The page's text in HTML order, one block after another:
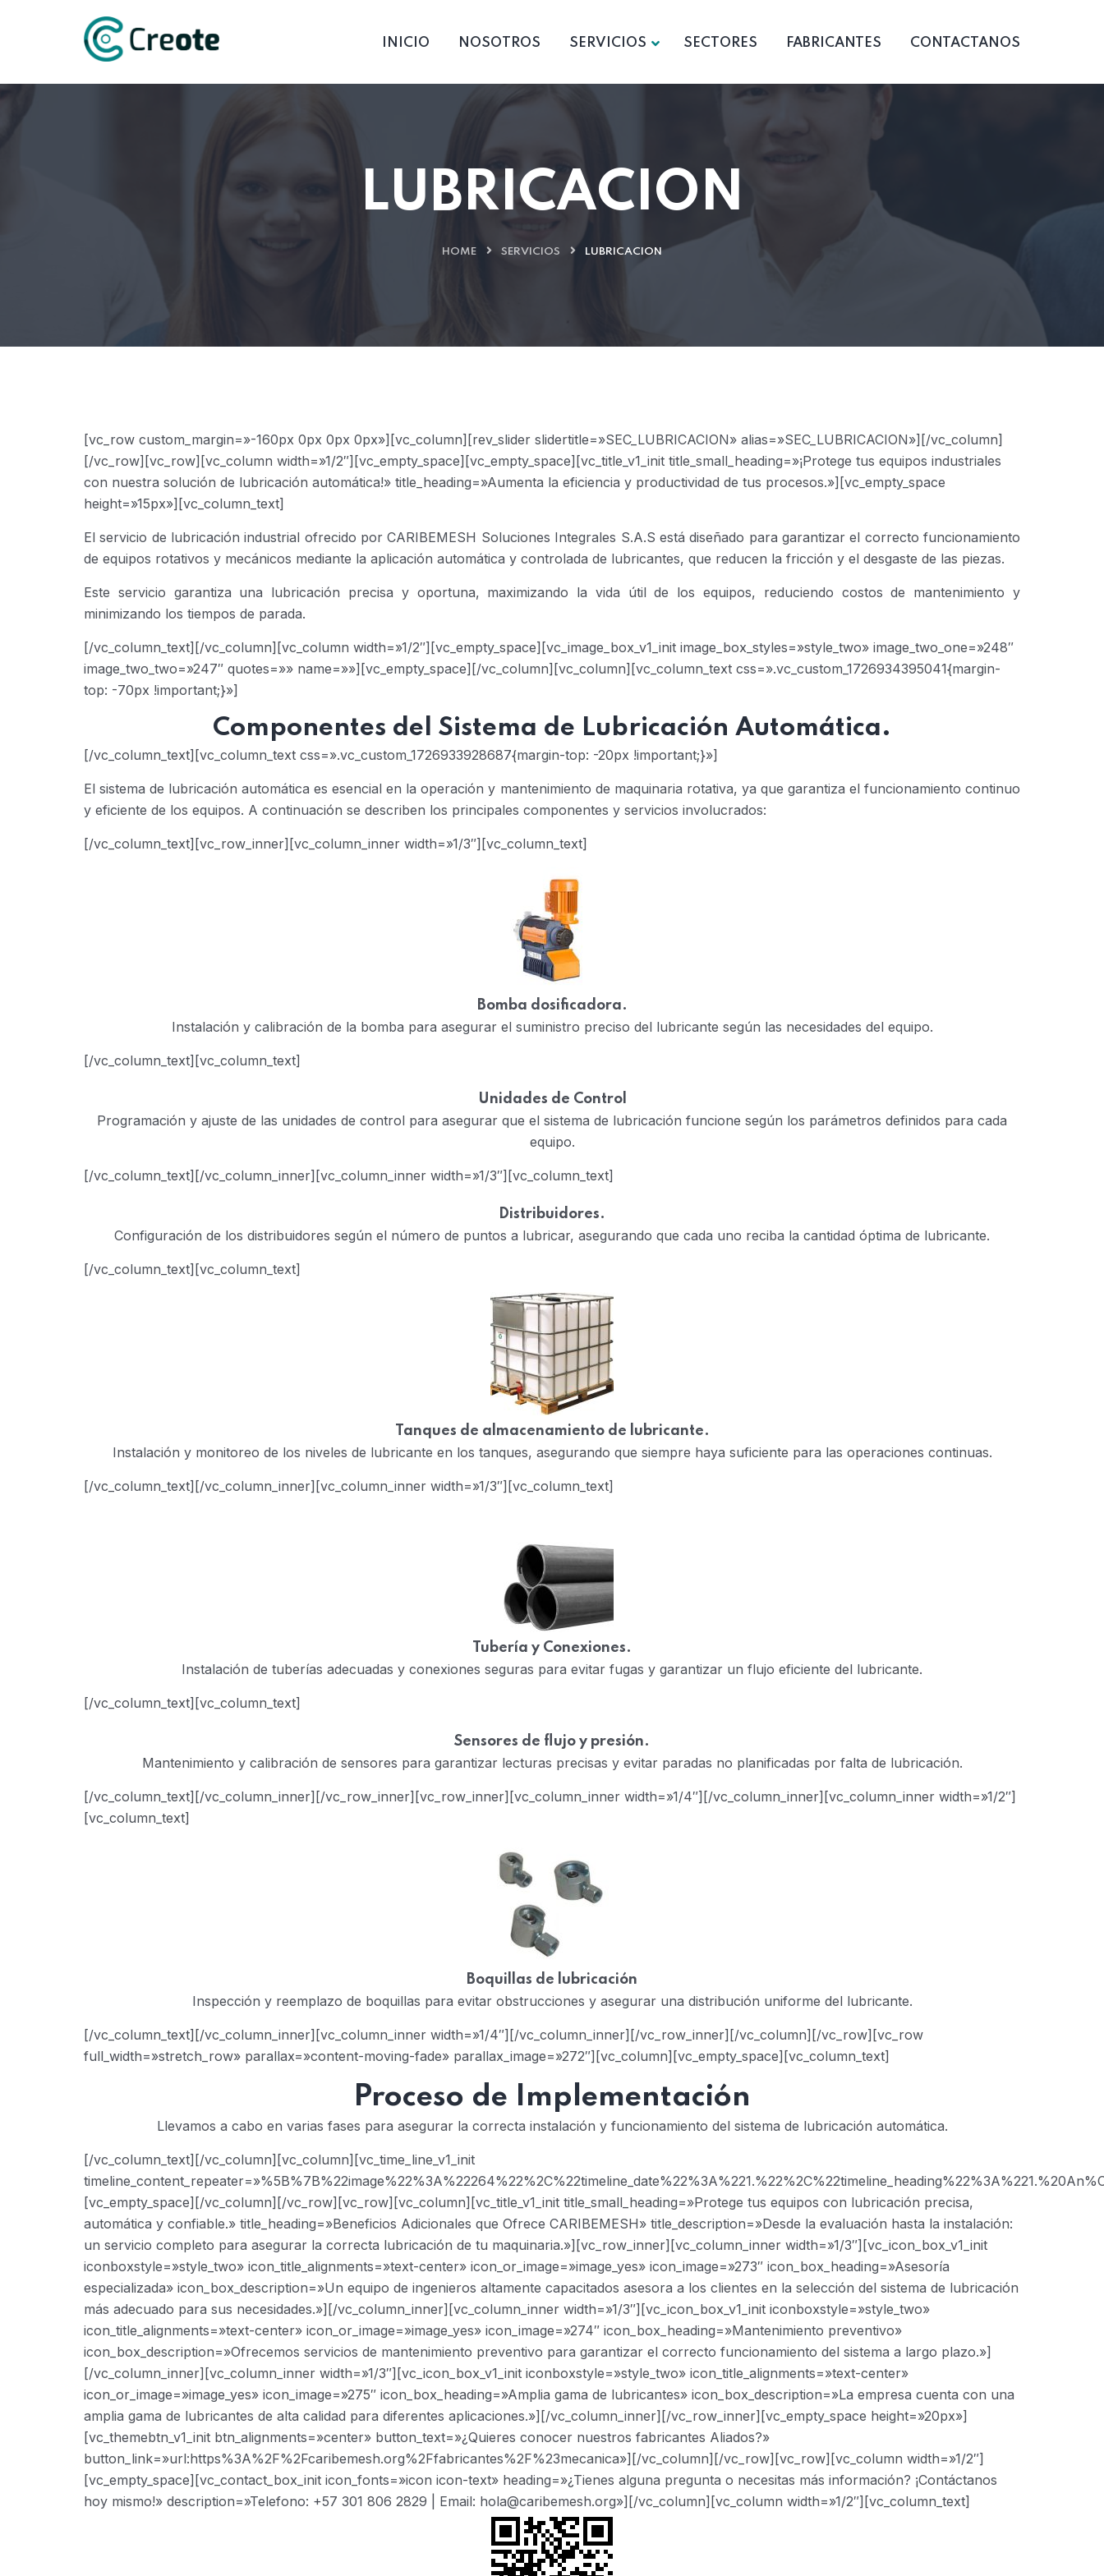
INICIO NOSOTROS SERVICIOS SECTORES FABRICANTES CONTACTANOS
LUBRICACION
HOME SERVICIOS LUBRICACION
[vc_row custom_margin=»-160px 0px 0px 0px»][vc_column][rev_slider slidertitle=»SEC_LUBRICACION» alias=»SEC_LUBRICACION»][/vc_column]
[/vc_row][vc_row][vc_column width=»1/2″][vc_empty_space][vc_empty_space][vc_title_v1_init title_small_heading=»¡Protege tus equipos industriales
con nuestra solución de lubricación automática!» title_heading=»Aumenta la eficiencia y productividad de tus procesos.»][vc_empty_space
height=»15px»][vc_column_text]
El servicio de lubricación industrial ofrecido por CARIBEMESH Soluciones Integrales S.A.S está diseñado para garantizar el correcto funcionamiento
de equipos rotativos y mecánicos mediante la aplicación automática y controlada de lubricantes, que reducen la fricción y el desgaste de las piezas.
Este servicio garantiza una lubricación precisa y oportuna, maximizando la vida útil de los equipos, reduciendo costos de mantenimiento y
minimizando los tiempos de parada.
[/vc_column_text][/vc_column][vc_column width=»1/2″][vc_empty_space][vc_image_box_v1_init image_box_styles=»style_two» image_two_one=»248″
image_two_two=»247″ quotes=»» name=»»][vc_empty_space][/vc_column][vc_column][vc_column_text css=».vc_custom_1726934395041{margin-
top: -70px !important;}»]
Componentes del Sistema de Lubricación Automática.
[/vc_column_text][vc_column_text css=».vc_custom_1726933928687{margin-top: -20px !important;}»]
El sistema de lubricación automática es esencial en la operación y mantenimiento de maquinaria rotativa, ya que garantiza el funcionamiento continuo
y eficiente de los equipos. A continuación se describen los principales componentes y servicios involucrados:
[/vc_column_text][vc_row_inner][vc_column_inner width=»1/3″][vc_column_text]
Bomba dosificadora.
Instalación y calibración de la bomba para asegurar el suministro preciso del lubricante según las necesidades del equipo.
[/vc_column_text][vc_column_text]
Unidades de Control
Programación y ajuste de las unidades de control para asegurar que el sistema de lubricación funcione según los parámetros definidos para cada
equipo.
[/vc_column_text][/vc_column_inner][vc_column_inner width=»1/3″][vc_column_text]
Distribuidores.
Configuración de los distribuidores según el número de puntos a lubricar, asegurando que cada uno reciba la cantidad óptima de lubricante.
[/vc_column_text][vc_column_text]
Tanques de almacenamiento de lubricante.
Instalación y monitoreo de los niveles de lubricante en los tanques, asegurando que siempre haya suficiente para las operaciones continuas.
[/vc_column_text][/vc_column_inner][vc_column_inner width=»1/3″][vc_column_text]
Tubería y Conexiones.
Instalación de tuberías adecuadas y conexiones seguras para evitar fugas y garantizar un flujo eficiente del lubricante.
[/vc_column_text][vc_column_text]
Sensores de flujo y presión.
Mantenimiento y calibración de sensores para garantizar lecturas precisas y evitar paradas no planificadas por falta de lubricación.
[/vc_column_text][/vc_column_inner][/vc_row_inner][vc_row_inner][vc_column_inner width=»1/4″][/vc_column_inner][vc_column_inner width=»1/2″]
[vc_column_text]
Boquillas de lubricación
Inspección y reemplazo de boquillas para evitar obstrucciones y asegurar una distribución uniforme del lubricante.
[/vc_column_text][/vc_column_inner][vc_column_inner width=»1/4″][/vc_column_inner][/vc_row_inner][/vc_column][/vc_row][vc_row
full_width=»stretch_row» parallax=»content-moving-fade» parallax_image=»272″][vc_column][vc_empty_space][vc_column_text]
Proceso de Implementación
Llevamos a cabo en varias fases para asegurar la correcta instalación y funcionamiento del sistema de lubricación automática.
[/vc_column_text][/vc_column][vc_column][vc_time_line_v1_init
[vc_empty_space][/vc_column][/vc_row][vc_row][vc_column][vc_title_v1_init title_small_heading=»Protege tus equipos con lubricación precisa,
automática y confiable.» title_heading=»Beneficios Adicionales que Ofrece CARIBEMESH» title_description=»Desde la evaluación hasta la instalación:
un servicio completo para asegurar la correcta lubricación de tu maquinaria.»][vc_row_inner][vc_column_inner width=»1/3″][vc_icon_box_v1_init
iconboxstyle=»style_two» icon_title_alignments=»text-center» icon_or_image=»image_yes» icon_image=»273″ icon_box_heading=»Asesoría
especializada» icon_box_description=»Un equipo de ingenieros altamente capacitados asesora a los clientes en la selección del sistema de lubricación
más adecuado para sus necesidades.»][/vc_column_inner][vc_column_inner width=»1/3″][vc_icon_box_v1_init iconboxstyle=»style_two»
icon_title_alignments=»text-center» icon_or_image=»image_yes» icon_image=»274″ icon_box_heading=»Mantenimiento preventivo»
icon_box_description=»Ofrecemos servicios de mantenimiento preventivo para garantizar el correcto funcionamiento del sistema a largo plazo.»]
[/vc_column_inner][vc_column_inner width=»1/3″][vc_icon_box_v1_init iconboxstyle=»style_two» icon_title_alignments=»text-center»
icon_or_image=»image_yes» icon_image=»275″ icon_box_heading=»Amplia gama de lubricantes» icon_box_description=»La empresa cuenta con una
amplia gama de lubricantes de alta calidad para diferentes aplicaciones.»][/vc_column_inner][/vc_row_inner][vc_empty_space height=»20px»]
[vc_themebtn_v1_init btn_alignments=»center» button_text=»¿Quieres conocer nuestros fabricantes Aliados?»
button_link=»url:https%3A%2F%2Fcaribemesh.org%2Ffabricantes%2F%23mecanica»][/vc_column][/vc_row][vc_row][vc_column width=»1/2″]
[vc_empty_space][vc_contact_box_init icon_fonts=»icon icon-text» heading=»¿Tienes alguna pregunta o necesitas más información? ¡Contáctanos
hoy mismo!» description=»Telefono: +57 301 806 2829 | Email: hola@caribemesh.org»][/vc_column][vc_column width=»1/2″][vc_column_text]